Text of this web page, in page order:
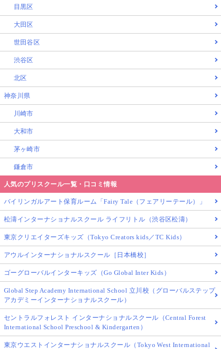
目黒区
大田区
世田谷区
渋谷区
北区
神奈川県
川崎市
大和市
茅ヶ崎市
鎌倉市
人気のプリスクール一覧・口コミ情報
バイリンガルアート保育ルーム「Fairy Tale（フェアリーテール）」
松濤インターナショナルスクール ライフリトル（渋谷区松濤）
東京クリエイターズキッズ（Tokyo Creators kids／TC Kids）
アウルインターナショナルスクール［日本橋校］
ゴーグローバルインターキッズ（Go Global Inter Kids）
Global Step Academy International School 立川校（グローバルステップ
アカデミーインターナショナルスクール）
セントラルフォレスト インターナショナルスクール（Central Forest
International School Preschool & Kindergarten）
東京ウエストインターナショナルスクール（Tokyo West International